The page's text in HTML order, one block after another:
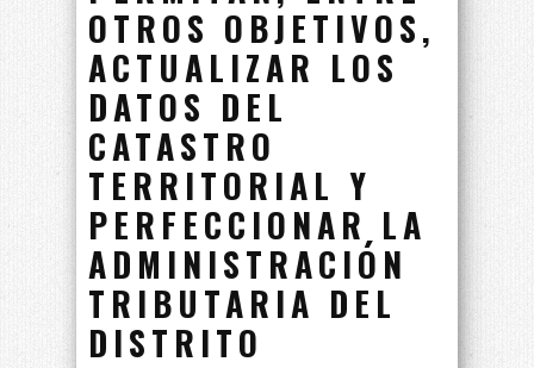
OTROS OBJETIVOS,
ACTUALIZAR LOS
DATOS DEL
CATASTRO
TERRITORIAL Y
PERFECCIONAR LA
ADMINISTRACIÓN
TRIBUTARIA DEL
DISTRITO